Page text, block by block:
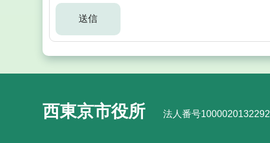
西東京市役所 法人番号1000020132292